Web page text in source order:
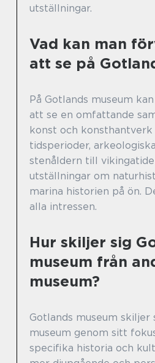
utställningar.
Vad kan man
att se på
På Gotlands museum
att se en omfattande
konst och
tidsperioder,
stenåldern till
utställningar om
marina historien på ön.
alla intressen.
Hur skiljer sig
museum från
museum?
Gotlands museum skiljer
museum genom sitt
specifika historia och